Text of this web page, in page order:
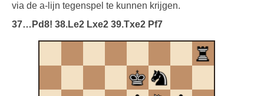
via de a-lijn tegenspel te kunnen krijgen.
37…Pd8! 38.Le2 Lxe2 39.Txe2 Pf7